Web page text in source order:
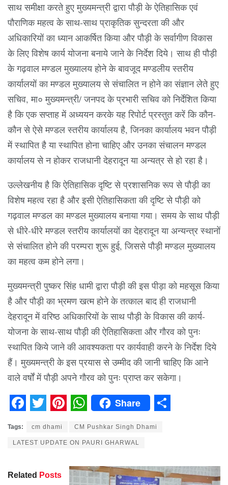
साथ समीक्षा करते हुए मुख्यमन्त्री द्वारा पौड़ी के ऐतिहासिक एवं
पौराणिक महत्व के साथ-साथ प्राकृतिक सुन्दरता की और
अधिकारियों का ध्यान आकर्षित किया और पौड़ी के सर्वागीण विकास
के लिए विशेष कार्य योजना बनाये जाने के निर्देश दिये। साथ ही पौड़ी
के गढ़वाल मण्डल मुख्यालय होने के बावजूद मण्डलीय स्तरीय
कार्यालयों का मण्डल मुख्यालय से संचालित न होने का संज्ञान लेते हुए
सचिव, मा० मुख्यमन्त्री/ जनपद के प्रभारी सचिव को निर्देशित किया
है कि एक सप्ताह में अध्ययन करके यह रिपोर्ट प्रस्तुत करें कि कौन-
कौन से ऐसे मण्डल स्तरीय कार्यालय है, जिनका कार्यालय भवन पौड़ी
में स्थापित है या स्थापित होना चाहिए और उनका संचालन मण्डल
कार्यालय से न होकर राजधानी देहरादून या अन्यत्र से हो रहा है।
उल्लेखनीय है कि ऐतिहासिक दृष्टि से प्रशासनिक रूप से पौड़ी का
विशेष महत्व रहा है और इसी ऐतिहासिकता की दृष्टि से पौड़ी को
गढ़वाल मण्डल का मण्डल मुख्यालय बनाया गया। समय के साथ पौड़ी
से धीरे-धीरे मण्डल स्तरीय कार्यालयों का देहरादून या अन्यन्त्र स्थानों
से संचालित होने की परम्परा शुरू हुई, जिससे पौड़ी मण्डल मुख्यालय
का महत्व कम होने लगा।
मुख्यमन्त्री पुष्कर सिंह धामी द्वारा पौड़ी की इस पीड़ा को महसूस किया
है और पौड़ी का भ्रमण खत्म होने के तत्काल बाद ही राजधानी
देहरादून में वरिष्ठ अधिकारियों के साथ पौड़ी के विकास की कार्य-
योजना के साथ-साथ पौड़ी की ऐतिहासिकता और गौरव को पुनः
स्थापित किये जाने की आवश्यकता पर कार्यवाही करने के निर्देश दिये
हैं। मुख्यमन्त्री के इस प्रयास से उम्मीद की जानी चाहिए कि आने
वाले वर्षों में पौड़ी अपने गौरव को पुनः प्राप्त कर सकेगा।
Share
Tags: cm dhami CM Pushkar Singh Dhami
LATEST UPDATE ON PAURI GHARWAL
Related Posts